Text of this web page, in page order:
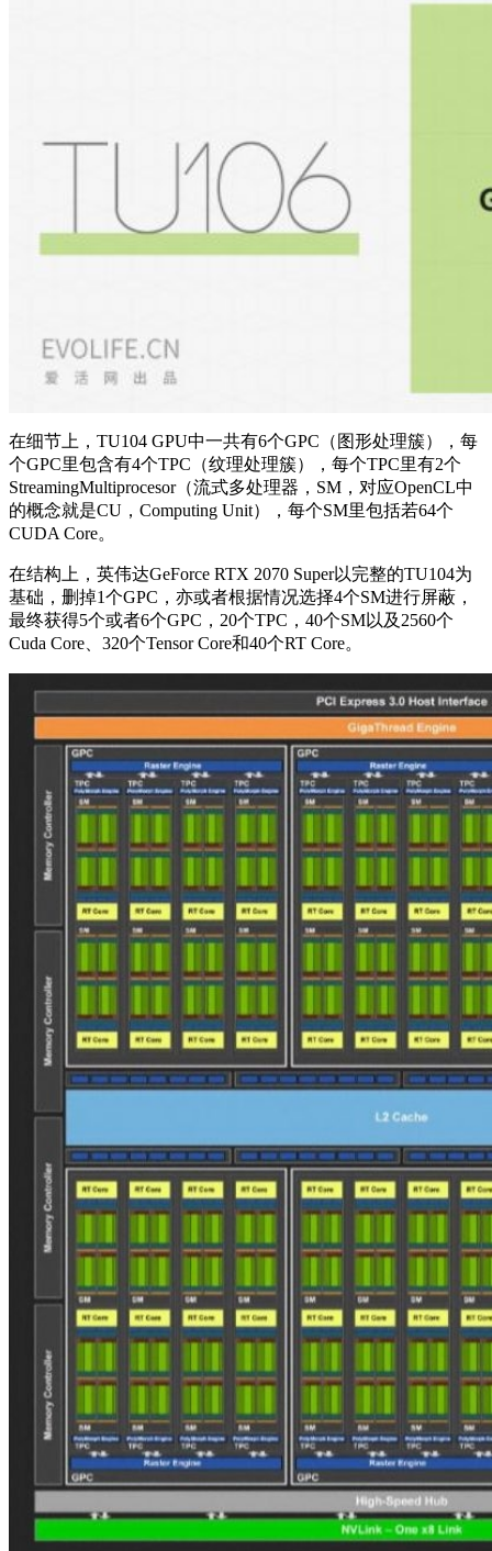
在细节上，TU104 GPU中一共有6个GPC（图形处理簇），每
个GPC里包含有4个TPC（纹理处理簇），每个TPC里有2个
StreamingMultiprocesor（流式多处理器，SM，对应OpenCL中
的概念就是CU，Computing Unit），每个SM里包括若64个
CUDA Core。
在结构上，英伟达GeForce RTX 2070 Super以完整的TU104为
基础，删掉1个GPC，亦或者根据情况选择4个SM进行屏蔽，
最终获得5个或者6个GPC，20个TPC，40个SM以及2560个
Cuda Core、320个Tensor Core和40个RT Core。